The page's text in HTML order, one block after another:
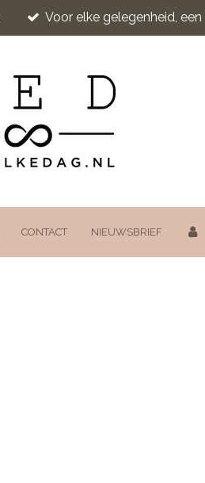
Voor elke gelegenheid,
CONTACT NIEUWSBRIEF